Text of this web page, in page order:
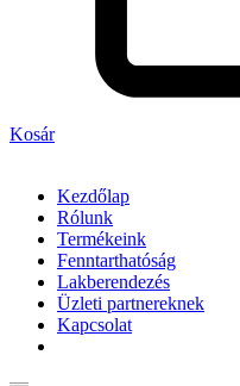
Kosár
Kezdőlap
Rólunk
Termékeink
Fenntarthatóság
Lakberendezés
Üzleti partnereknek
Kapcsolat